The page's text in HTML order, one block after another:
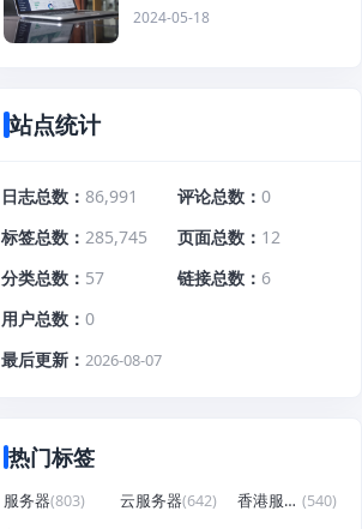
2024-05-18
站点统计
日志总数 86,991 评论总数
0
标签总数
285,745 页面总数
12
分类总数
57 链接总数
6
用户总数
0
最后更新
2026-08-07
热门标签
服务器(803) 云服务器(642) 香港服务器 (540)